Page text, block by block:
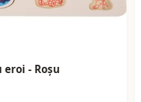
- Roșu